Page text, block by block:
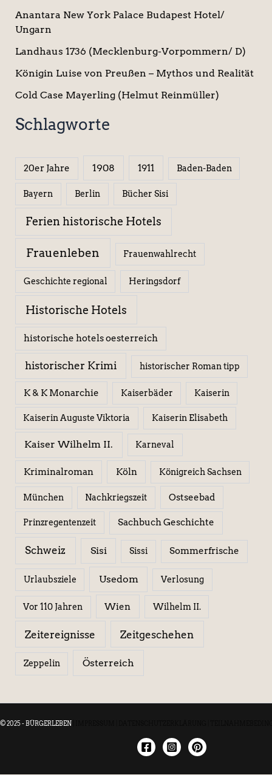
Anantara New York Palace Budapest Hotel/
Ungarn
Landhaus 1736 (Mecklenburg-Vorpommern/ D)
Königin Luise von Preußen – Mythos und Realität
Cold Case Mayerling (Helmut Reinmüller)
Schlagworte
20er Jahre 1908 1911 Baden-Baden
Bayern Berlin Bücher Sisi
Ferien historische Hotels
Frauenleben Frauenwahlrecht
Geschichte regional Heringsdorf
Historische Hotels
historische hotels oesterreich
historischer Krimi historischer Roman tipp
K & K Monarchie Kaiserbäder Kaiserin
Kaiserin Auguste Viktoria Kaiserin Elisabeth
Kaiser Wilhelm II. Karneval
Kriminalroman Köln Königreich Sachsen
München Nachkriegszeit Ostseebad
Prinzregentenzeit Sachbuch Geschichte
Schweiz Sisi Sissi Sommerfrische
Urlaubsziele Usedom Verlosung
Vor 110 Jahren Wien Wilhelm II.
Zeitereignisse Zeitgeschehen
Zeppelin Österreich
© 2025 - BÜRGERLEBEN